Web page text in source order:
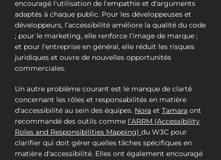
encouragé l'utilisation de l'empathie et d'arguments
adaptés à chaque public. Pour les développeuses et
développeurs, l’accessibilité améliore la qualité du code
; pour le marketing, elle renforce l’image de marque ;
et pour l'entreprise en général, elle réduit les risques
juridiques et ouvre de nouvelles opportunités
commerciales.
Un autre problème courant est le manque de clarté
concernant les rôles et responsabilités en matière
d'accessibilité au sein des équipes. Nora et Tamara ont
recommandé des outils comme l’ARRM (Accessibility
Roles and Responsibilities Mapping) du W3C pour
clarifier qui doit gérer quelles tâches spécifiques en
matière d'accessibilité. Elles ont également encouragé